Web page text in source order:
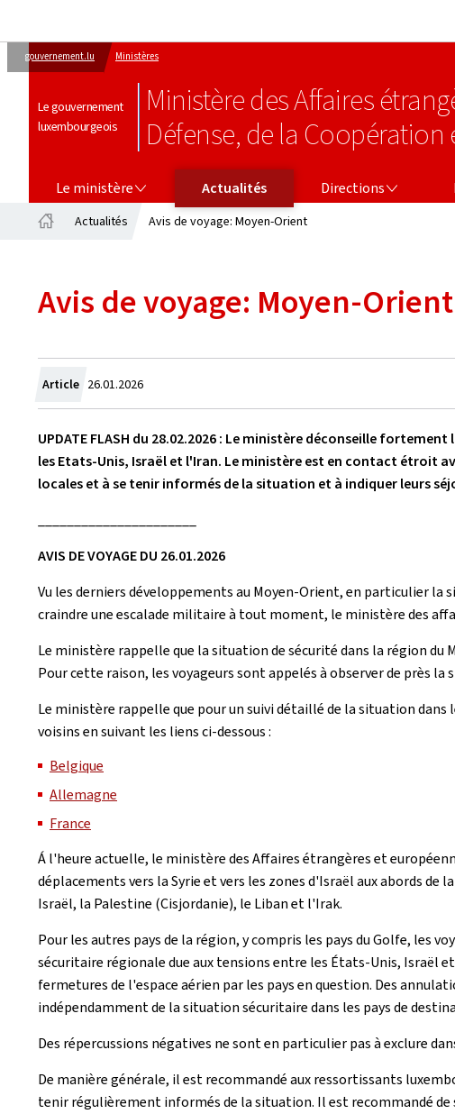
gouvernement.lu Ministères
Le gouvernement
luxembourgeois
Ministère des Affaires
Défense, de la
Le ministère Actualités Directions
Actualités Avis de voyage: Moyen-Orient
Avis de voyage: Moyen-Orient
Article Crée
le
26.01.2026
UPDATE FLASH du 28.02.2026 : Le ministère déconseille
les Etats-Unis, Israël et l'Iran. Le ministère est en contact étroit
locales et à se tenir informés de la situation et à indiquer leurs
AVIS DE VOYAGE DU 26.01.2026
Vu les derniers développements au Moyen-Orient, en particulier
craindre une escalade militaire à tout moment, le ministère des
Le ministère rappelle que la situation de sécurité dans la région
Pour cette raison, les voyageurs sont appelés à observer de près
Le ministère rappelle que pour un suivi détaillé de la situation
voisins en suivant les liens ci-dessous :
Belgique
Allemagne
France
Á l'heure actuelle, le ministère des Affaires étrangères et
déplacements vers la Syrie et vers les zones d'Israël aux abords
Israël, la Palestine (Cisjordanie), le Liban et l'Irak.
Pour les autres pays de la région, y compris les pays du Golfe, les
sécuritaire régionale due aux tensions entre les États-Unis, Israël
fermetures de l'espace aérien par les pays en question. Des
indépendamment de la situation sécuritaire dans les pays de
Des répercussions négatives ne sont en particulier pas à exclure
De manière générale, il est recommandé aux ressortissants
tenir régulièrement informés de la situation. Il est recommandé